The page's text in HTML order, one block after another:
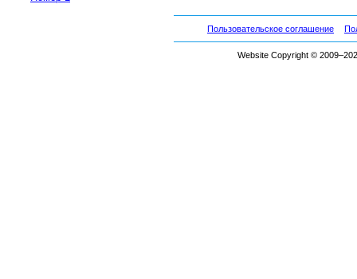
Пользовательское соглашение
Website Copyright ©